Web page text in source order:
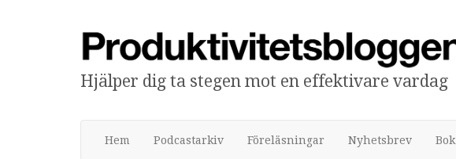
Produktivitetsbloggen
Hjälper dig ta stegen mot en effektivare vardag
Hem Podcastarkiv Föreläsningar Nyhetsbrev Bok